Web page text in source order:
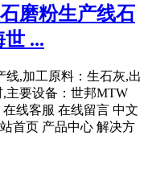
磨粉生产线石
...
线,加工原料：生石灰,出
主要设备：世邦MTW
线客服 在线留言 中文
首页 产品中心 解决方